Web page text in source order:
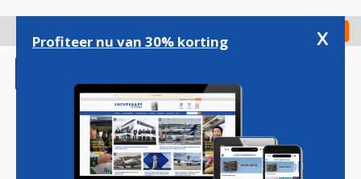
gaan
Check in
Profiteer nu van 30% korting x